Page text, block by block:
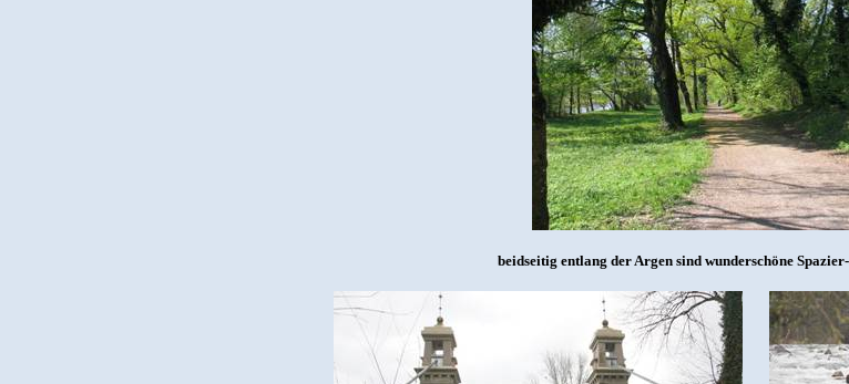
beidseitig entlang der Argen sind wunderschöne